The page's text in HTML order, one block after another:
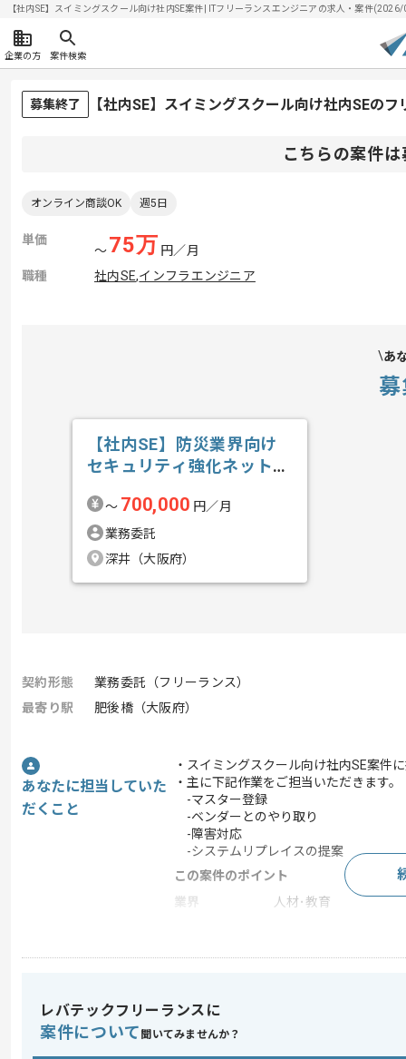
【社内SE】スイミングスクール向け社内SE案件| ITフリーランスエンジニアの求人・案件
企業の方 案件検索
募集終了 【社内SE】スイミングスクール向け社内SEの
こちらの案件
オンライン商談OK 週5日
単価
〜75万 円／月
職種
社内SE,インフラエンジニア
あ
【社内SE】防災業界向け
セキュリティ強化ネットワ
〜 700,000 円／月
業務委託
深井（大阪府）
契約形態
業務委託（フリーランス）
最寄り駅
肥後橋（大阪府）
あなたに担当していた
だくこと
・スイミングスクール向け社内SE案件
・主に下記作業をご担当いただきます。
-マスター登録
-ベンダーとのやり取り
-障害対応
-システムリプレイスの提案
この案件のポイント
業界
人材･教育
特徴
20代活躍中 , 30代活躍
求めるスキル
レバテックフリーランスに
案件について 聞いてみませんか？